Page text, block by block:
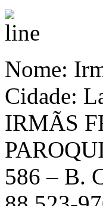
Nome:
Cidade:
IRMÃS
586 – B.